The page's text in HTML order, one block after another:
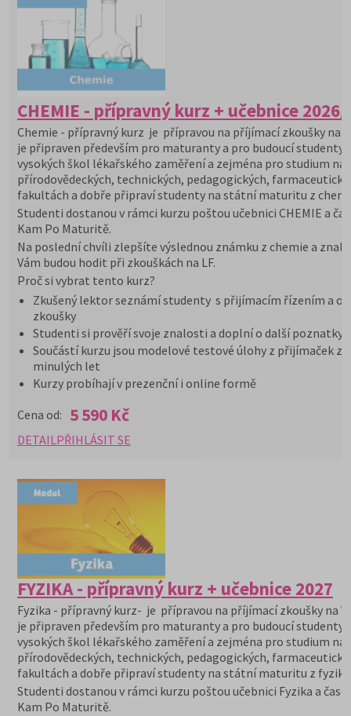
CHEMIE - přípravný kurz + učebnice 2026/
Chemie - přípravný kurz je přípravou na příjímací zkoušky na
je připraven především pro maturanty a pro budoucí studenty
vysokých škol lékařského zaměření a zejména pro studium na
přírodovědeckých, technických, pedagogických,
fakultách a dobře připraví studenty na státní maturitu z
Studenti dostanou v rámci kurzu poštou učebnici CHEMIE a
Kam Po Maturitě.
Na poslední chvíli zlepšíte výslednou známku z chemie a
Vám budou hodit při zkouškách na LF.
Proč si vybrat tento kurz?
Zkušený lektor seznámí studenty s přijímacím řízením a
zkoušky
Studenti si prověří svoje znalosti a doplní o další poznatky
Součástí kurzu jsou modelové testové úlohy z přijímaček z
minulých let
Kurzy probíhají v prezenční i online formě
Cena od: 5 590 Kč
DETAILPŘIHLÁSIT SE
FYZIKA - přípravný kurz + učebnice 2027
Fyzika - přípravný kurz- je přípravou na příjímací zkoušky na
je připraven především pro maturanty a pro budoucí studenty
vysokých škol lékařského zaměření a zejména pro studium na
přírodovědeckých, technických, pedagogických,
fakultách a dobře připraví studenty na státní maturitu z fyziky.
Studenti dostanou v rámci kurzu poštou učebnici Fyzika a
Kam Po Maturitě.